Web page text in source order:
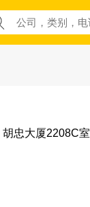
忠大厦2208C室